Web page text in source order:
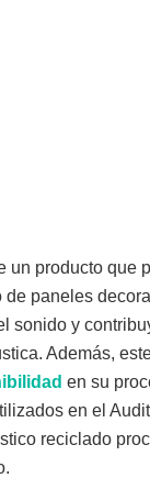
un producto que
de paneles
sonido y
Además,
en su
en el
reciclado